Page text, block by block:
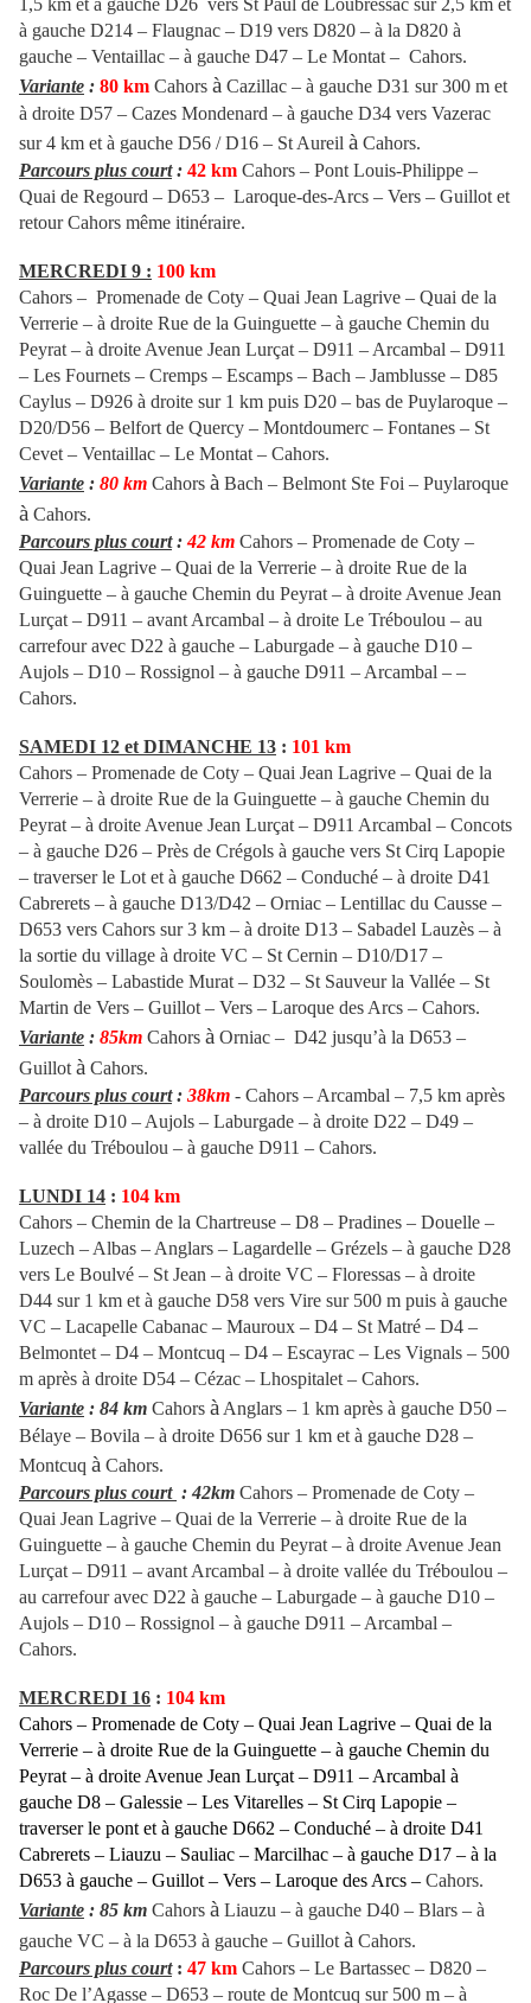
à gauche D214 – Flaugnac – D19 vers D820 – à la D820 à
gauche – Ventaillac – à gauche D47 – Le Montat – Cahors.
Variante : 80 km Cahors à Cazillac – à gauche D31 sur 300 m et
à droite D57 – Cazes Mondenard – à gauche D34 vers Vazerac
sur 4 km et à gauche D56 / D16 – St Aureil à Cahors.
Parcours plus court: 42 km Cahors – Pont Louis-Philippe –
Quai de Regourd – D653 – Laroque-des-Arcs – Vers – Guillot et
retour Cahors même itinéraire.
MERCREDI 9 : 100 km
Cahors – Promenade de Coty – Quai Jean Lagrive – Quai de la
Verrerie – à droite Rue de la Guinguette – à gauche Chemin du
Peyrat – à droite Avenue Jean Lurçat – D911 – Arcambal – D911
– Les Fournets – Cremps – Escamps – Bach – Jamblusse – D85
Caylus – D926 à droite sur 1 km puis D20 – bas de Puylaroque –
D20/D56 – Belfort de Quercy – Montdoumerc – Fontanes – St
Cevet – Ventaillac – Le Montat – Cahors.
Variante : 80 km Cahors à Bach – Belmont Ste Foi – Puylaroque
à Cahors.
Parcours plus court:42 km Cahors – Promenade de Coty –
Quai Jean Lagrive – Quai de la Verrerie – à droite Rue de la
Guinguette – à gauche Chemin du Peyrat – à droite Avenue Jean
Lurçat – D911 – avant Arcambal – à droite Le Tréboulou – au
carrefour avec D22 à gauche – Laburgade – à gauche D10 –
Aujols – D10 – Rossignol – à gauche D911 – Arcambal – –
Cahors.
SAMEDI 12 et DIMANCHE 13 : 101 km
Cahors – Promenade de Coty – Quai Jean Lagrive – Quai de la
Verrerie – à droite Rue de la Guinguette – à gauche Chemin du
Peyrat – à droite Avenue Jean Lurçat – D911 Arcambal – Concots
– à gauche D26 – Près de Crégols à gauche vers St Cirq Lapopie
– traverser le Lot et à gauche D662 – Conduché – à droite D41
Cabrerets – à gauche D13/D42 – Orniac – Lentillac du Causse –
D653 vers Cahors sur 3 km – à droite D13 – Sabadel Lauzès – à
la sortie du village à droite VC – St Cernin – D10/D17 –
Soulomès – Labastide Murat – D32 – St Sauveur la Vallée – St
Martin de Vers – Guillot – Vers – Laroque des Arcs – Cahors.
Variante : 85km Cahors à Orniac – D42 jusqu’à la D653 –
Guillot à Cahors.
Parcours plus court: 38km - Cahors – Arcambal – 7,5 km après
– à droite D10 – Aujols – Laburgade – à droite D22 – D49 –
vallée du Tréboulou – à gauche D911 – Cahors.
LUNDI 14 : 104 km
Cahors – Chemin de la Chartreuse – D8 – Pradines – Douelle –
Luzech – Albas – Anglars – Lagardelle – Grézels – à gauche D28
vers Le Boulvé – St Jean – à droite VC – Floressas – à droite
D44 sur 1 km et à gauche D58 vers Vire sur 500 m puis à gauche
VC – Lacapelle Cabanac – Mauroux – D4 – St Matré – D4 –
Belmontet – D4 – Montcuq – D4 – Escayrac – Les Vignals – 500
m après à droite D54 – Cézac – Lhospitalet – Cahors.
Variante : 84 km Cahors à Anglars – 1 km après à gauche D50 –
Bélaye – Bovila – à droite D656 sur 1 km et à gauche D28 –
Montcuq à Cahors.
Parcours plus court : 42km Cahors – Promenade de Coty –
Quai Jean Lagrive – Quai de la Verrerie – à droite Rue de la
Guinguette – à gauche Chemin du Peyrat – à droite Avenue Jean
Lurçat – D911 – avant Arcambal – à droite vallée du Tréboulou –
au carrefour avec D22 à gauche – Laburgade – à gauche D10 –
Aujols – D10 – Rossignol – à gauche D911 – Arcambal –
Cahors.
MERCREDI 16 : 104 km
Cahors – Promenade de Coty – Quai Jean Lagrive – Quai de la
Verrerie – à droite Rue de la Guinguette – à gauche Chemin du
Peyrat – à droite Avenue Jean Lurçat – D911 – Arcambal à
gauche D8 – Galessie – Les Vitarelles – St Cirq Lapopie –
traverser le pont et à gauche D662 – Conduché – à droite D41
Cabrerets – Liauzu – Sauliac – Marcilhac – à gauche D17 – à la
D653 à gauche – Guillot – Vers – Laroque des Arcs – Cahors.
Variante : 85 km Cahors à Liauzu – à gauche D40 – Blars – à
gauche VC – à la D653 à gauche – Guillot à Cahors.
Parcours plus court: 47 km Cahors – Le Bartassec – D820 –
Roc De l’Agasse – D653 – route de Montcuq sur 500 m – à